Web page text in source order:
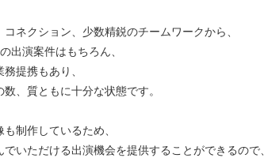
ネクション、少数精鋭のチームワークから、
出演案件はもちろん、
提携もあり、
、質ともに十分な状態です。
制作しているため、
いただける出演機会を提供することができるので、